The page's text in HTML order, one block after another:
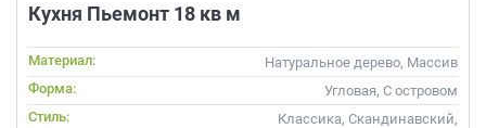
Кухня Пьемонт 18 кв м
Материал:
Натуральное дерево, Массив
Форма:
Угловая, С островом
Стиль:
Классика, Скандинавский,